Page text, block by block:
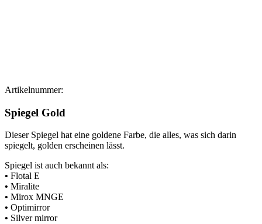
Artikelnummer:
Spiegel Gold
Dieser Spiegel hat eine goldene Farbe, die alles, was sich darin
spiegelt, golden erscheinen lässt.
Spiegel ist auch bekannt als:
• Flotal E
• Miralite
• Mirox MNGE
• Optimirror
• Silver mirror